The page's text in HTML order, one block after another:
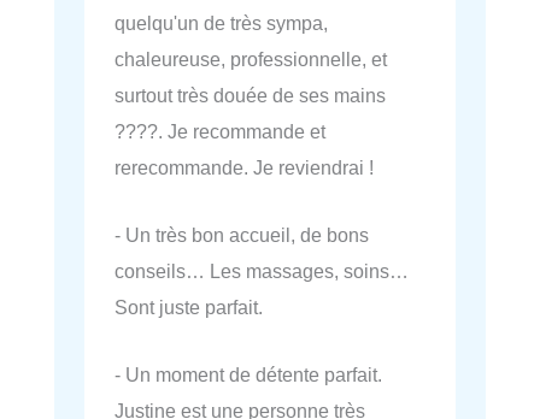
quelqu'un de très sympa,
chaleureuse, professionnelle, et
surtout très douée de ses mains
????. Je recommande et
rerecommande. Je reviendrai !
- Un très bon accueil, de bons
conseils… Les massages, soins…
Sont juste parfait.
- Un moment de détente parfait.
Justine est une personne très